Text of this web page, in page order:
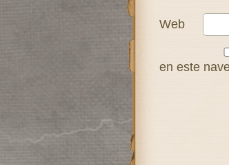
Web
en este